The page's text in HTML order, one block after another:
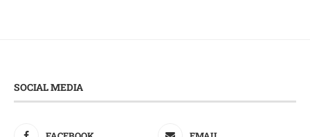
SOCIAL MEDIA